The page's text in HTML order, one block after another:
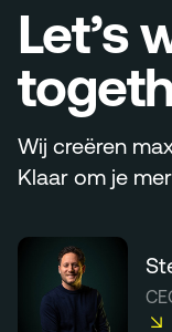
Let’s
Wij creëren
Klaar om je